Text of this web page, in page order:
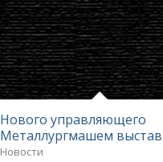
Нового управляющего
Металлургмашем
Новости